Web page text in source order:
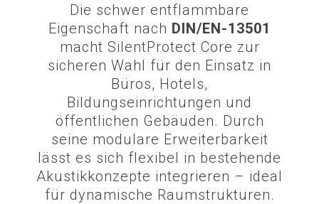
Die schwer entflammbare
Eigenschaft nach DIN/EN-13501
macht SilentProtect Core zur
sicheren Wahl für den Einsatz in
Büros, Hotels,
Bildungseinrichtungen und
öffentlichen Gebäuden. Durch
seine modulare Erweiterbarkeit
lässt es sich flexibel in bestehende
Akustikkonzepte integrieren – ideal
für dynamische Raumstrukturen.